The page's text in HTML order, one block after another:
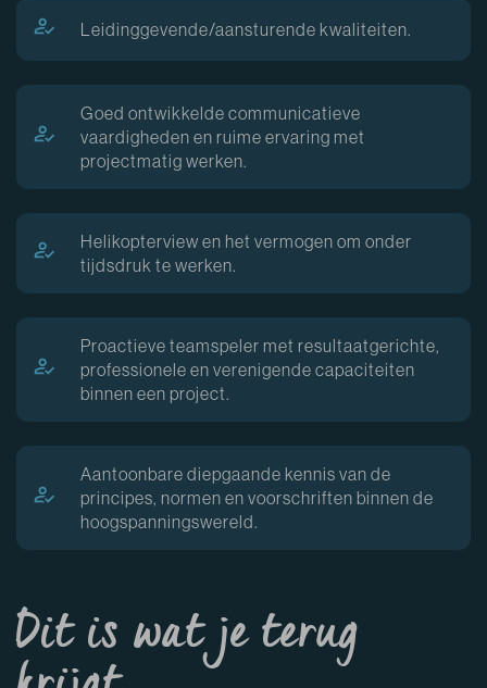
Leidinggevende/aansturende kwaliteiten.
Goed ontwikkelde communicatieve
vaardigheden en ruime ervaring met
projectmatig werken.
Helikopterview en het vermogen om onder
tijdsdruk te werken.
Proactieve teamspeler met resultaatgerichte,
professionele en verenigende capaciteiten
binnen een project.
Aantoonbare diepgaande kennis van de
principes, normen en voorschriften binnen de
hoogspanningswereld.
Dit is wat je terug